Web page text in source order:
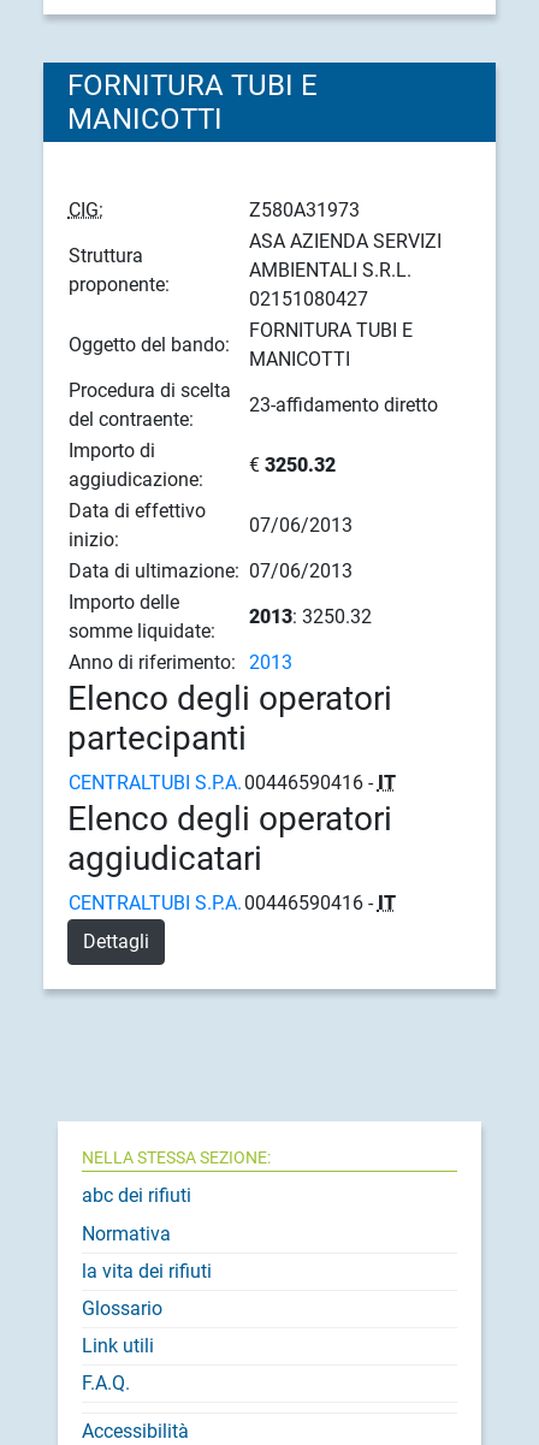
FORNITURA TUBI E
MANICOTTI
CIG:
Z580A31973
Struttura
proponente:
ASA AZIENDA SERVIZI
AMBIENTALI S.R.L.
02151080427
Oggetto del bando:
FORNITURA TUBI E
MANICOTTI
Procedura di scelta
del contraente:
23-affidamento diretto
Importo di
aggiudicazione:
€ 3250.32
Data di effettivo
inizio:
07/06/2013
Data di ultimazione: 07/06/2013
Importo delle
somme liquidate:
2013: 3250.32
Anno di riferimento:
2013
Elenco degli operatori
partecipanti
CENTRALTUBI S.P.A. 00446590416 - IT
Elenco degli operatori
aggiudicatari
CENTRALTUBI S.P.A. 00446590416 - IT
Dettagli
NELLA STESSA SEZIONE:
abc dei rifiuti
Normativa
la vita dei rifiuti
Glossario
Link utili
F.A.Q.
Accessibilità